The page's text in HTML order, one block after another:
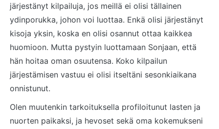
järjestänyt kilpailuja, jos meillä ei olisi tällainen
ydinporukka, johon voi luottaa. Enkä olisi järjestänyt
kisoja yksin, koska en olisi osannut ottaa kaikkea
huomioon. Mutta pystyin luottamaan Sonjaan, että
hän hoitaa oman osuutensa. Koko kilpailun
järjestämisen vastuu ei olisi itseltäni sesonkiaikana
onnistunut.
Olen muutenkin tarkoituksella profiloitunut lasten ja
nuorten paikaksi, ja hevoset sekä oma kokemukseni